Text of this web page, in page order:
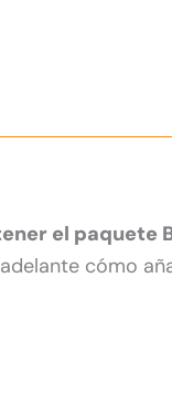
el paquete
cómo